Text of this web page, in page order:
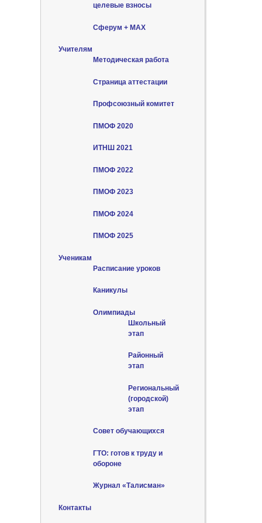
целевые взносы
Сферум + MAX
Учителям
Методическая работа
Страница аттестации
Профсоюзный комитет
ПМОФ 2020
ИТНШ 2021
ПМОФ 2022
ПМОФ 2023
ПМОФ 2024
ПМОФ 2025
Ученикам
Расписание уроков
Каникулы
Олимпиады
Школьный
этап
Районный
этап
Региональный
(городской)
этап
Совет обучающихся
ГТО: готов к труду и
обороне
Журнал «Талисман»
Контакты